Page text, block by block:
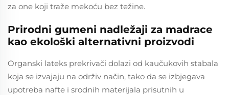
za one koji traže mekoću bez težine.
Prirodni gumeni nadležaji za madrace
kao ekološki alternativni proizvodi
Organski lateks prekrivači dolazi od kaučukovih stabala
koja se izvajaju na održiv način, tako da se izbjegava
upotreba nafte i srodnih materijala prisutnih u